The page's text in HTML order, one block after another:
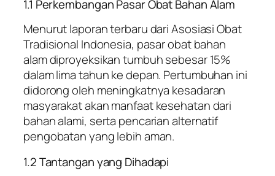
1.1 Perkembangan Pasar Obat Bahan Alam
Menurut laporan terbaru dari Asosiasi Obat
Tradisional Indonesia, pasar obat bahan
alam diproyeksikan tumbuh sebesar 15%
dalam lima tahun ke depan. Pertumbuhan ini
didorong oleh meningkatnya kesadaran
masyarakat akan manfaat kesehatan dari
bahan alami, serta pencarian alternatif
pengobatan yang lebih aman.
1.2 Tantangan yang Dihadapi